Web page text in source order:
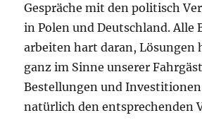
Gespräche mit den politisch
in Polen und Deutschland. Alle
arbeiten hart daran, Lösungen
ganz im Sinne unserer
Bestellungen und
natürlich den entsprechenden